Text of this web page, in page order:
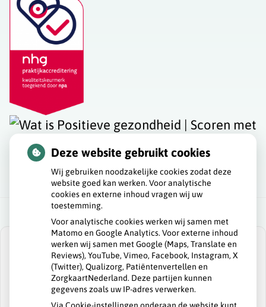
U heeft geen toestemming gegeven voor
externe inhoud die nodig is om dit te
zien.
Deze website gebruikt cookies
Wij gebruiken noodzakelijke cookies zodat deze
website goed kan werken. Voor analytische
cookies en externe inhoud vragen wij uw
toestemming.
Voor analytische cookies werken wij samen met
Matomo en Google Analytics. Voor externe inhoud
werken wij samen met Google (Maps, Translate en
Reviews), YouTube, Vimeo, Facebook, Instagram, X
(Twitter), Qualizorg, Patiëntenvertellen en
ZorgkaartNederland. Deze partijen kunnen
gegevens zoals uw IP-adres verwerken.